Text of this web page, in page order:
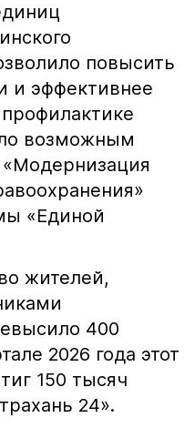
повысить
и эффективнее
возможным
«Единой
жителей,
400
2026 года этот
150 тысяч
24».